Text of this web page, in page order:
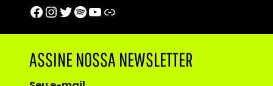
Facebook
Instagram
Twitter
Spotify
Youtube
Trip Advisor
ASSINE NOSSA NEWSLETTER